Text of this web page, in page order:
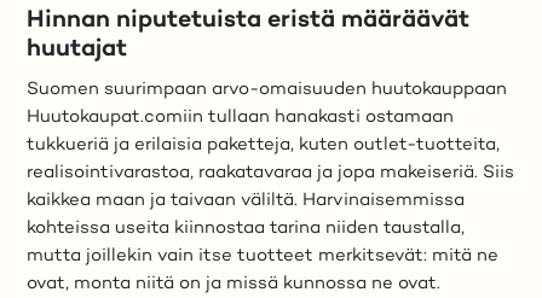
Hinnan niputetuista eristä määräävät
huutajat
Suomen suurimpaan arvo-omaisuuden huutokauppaan
Huutokaupat.comiin tullaan hanakasti ostamaan
tukkueriä ja erilaisia paketteja, kuten outlet-tuotteita,
realisointivarastoa, raakatavaraa ja jopa makeiseriä. Siis
kaikkea maan ja taivaan väliltä. Harvinaisemmissa
kohteissa useita kiinnostaa tarina niiden taustalla,
mutta joillekin vain itse tuotteet merkitsevät: mitä ne
ovat, monta niitä on ja missä kunnossa ne ovat.